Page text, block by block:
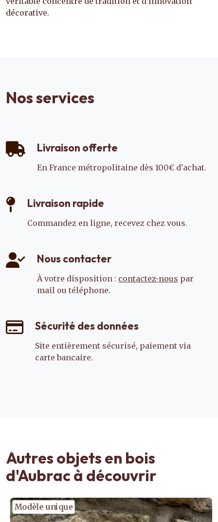
décorative.
Nos services
Livraison offerte
En France métropolitaine dès 100€ d'achat.
Livraison rapide
Commandez en ligne, recevez chez vous.
Nous contacter
À votre disposition : contactez-nous par
mail ou téléphone.
Sécurité des données
Site entièrement sécurisé, paiement via
carte bancaire.
Autres objets en bois
d'Aubrac à découvrir
Modèle unique